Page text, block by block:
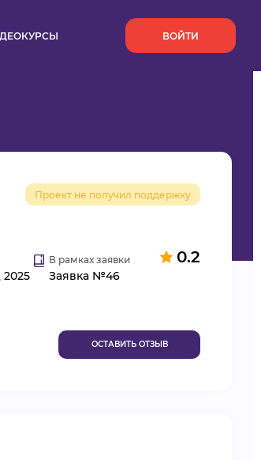
ВОЙТИ
Проект не получил поддержку
0.2
В рамках заявки
Заявка №46
ОСТАВИТЬ ОТЗЫВ